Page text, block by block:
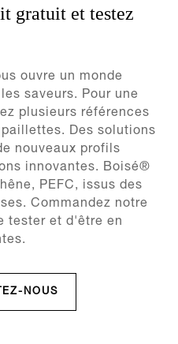
gratuit et testez
ouvre un monde
saveurs. Pour une
plusieurs références
Des solutions
nouveaux profils
innovantes. Boisé®
PEFC, issus des
Commandez notre
tester et d'être en
NOUS